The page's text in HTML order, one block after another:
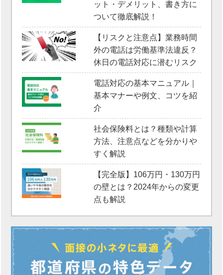
ット・デメリット、書き方に
ついて徹底解説！
【リスクと注意点】業務時間
外の電話は労働基準法違反？
休日の電話対応に潜むリスク
電話対応の基本マニュアル｜
基本マナーや例文、コツを紹
介
社会保険料とは？種類や計算
方法、注意点などを分かりや
すく解説
【完全版】106万円・130万円
の壁とは？2024年からの変更
点も解説